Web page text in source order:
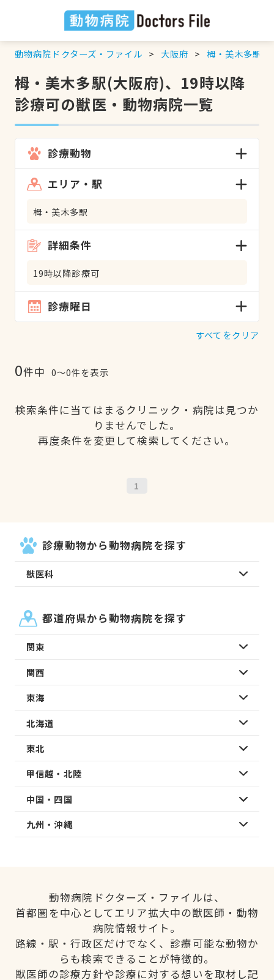
動物病院ドクターズ・ファイル 大阪府 栂・美木多駅
栂・美木多駅(大阪府)、19時以降
診療可の獣医・動物病院一覧
診療動物
エリア・駅
栂・美木多駅
詳細条件
19時以降診療可
診療曜日
すべてをクリア
0件中 0〜0件を表示
検索条件に当てはまるクリニック・病院は見つか
りませんでした。
再度条件を変更して検索してください。
1
診療動物から動物病院を探す
獣医科
都道府県から動物病院を探す
関東
関西
東海
北海道
東北
甲信越・北陸
中国・四国
九州・沖縄
動物病院ドクターズ・ファイルは、
首都圏を中心としてエリア拡大中の獣医師・動物
病院情報サイト。
路線・駅・行政区だけでなく、診療可能な動物か
らも検索できることが特徴的。
獣医師の診療方針や診療に対する想いを取材し記